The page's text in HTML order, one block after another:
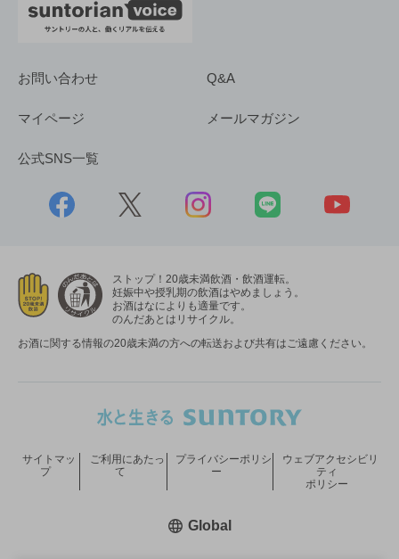
お問い合わせ Q&A
マイページ メールマガジン
公式SNS一覧
ストップ！20歳未満飲酒・飲酒運転。
妊娠中や授乳期の飲酒はやめましょう。
お酒はなによりも適量です。
のんだあとはリサイクル。
お酒に関する情報の20歳未満の方への転送および共有はご遠慮ください。
サイトマッ
プ
ご利用にあたっ
て
プライバシーポリシ
ー
ウェブアクセシビリ
ティ
ポリシー
Global新しいウィンドウで開く